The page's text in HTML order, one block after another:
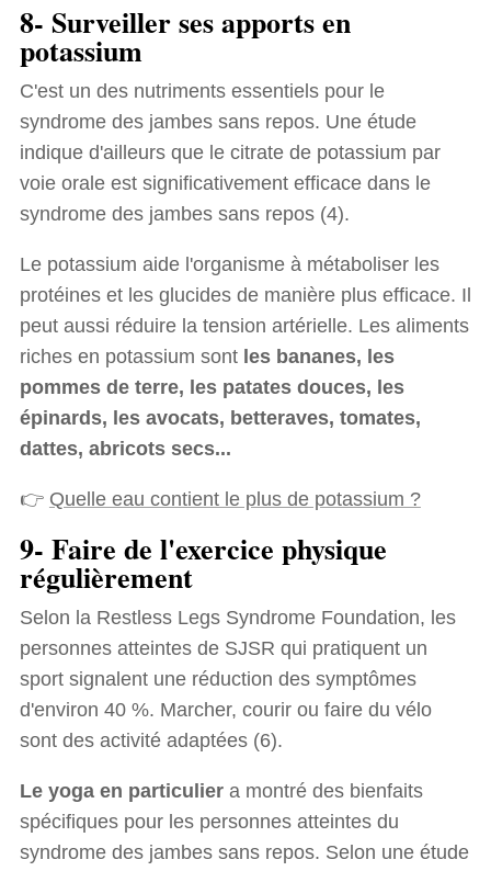
8- Surveiller ses apports en
potassium
C'est un des nutriments essentiels pour le
syndrome des jambes sans repos. Une étude
indique d'ailleurs que le citrate de potassium par
voie orale est significativement efficace dans le
syndrome des jambes sans repos (4).
Le potassium aide l'organisme à métaboliser les
protéines et les glucides de manière plus efficace. Il
peut aussi réduire la tension artérielle. Les aliments
riches en potassium sont les bananes, les
pommes de terre, les patates douces, les
épinards, les avocats, betteraves, tomates,
dattes, abricots secs...
👉 Quelle eau contient le plus de potassium ?
9- Faire de l'exercice physique
régulièrement
Selon la Restless Legs Syndrome Foundation, les
personnes atteintes de SJSR qui pratiquent un
sport signalent une réduction des symptômes
d'environ 40 %. Marcher, courir ou faire du vélo
sont des activité adaptées (6).
Le yoga en particuliera montré des bienfaits
spécifiques pour les personnes atteintes du
syndrome des jambes sans repos. Selon une étude